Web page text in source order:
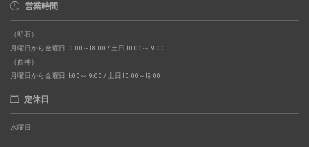
営業時間
（明石）
月曜日から金曜日 10:00～18:00 / 土日 10:00～19:00
（西神）
月曜日から金曜日 11:00～19:00 / 土日 10:00～19:00
定休日
水曜日